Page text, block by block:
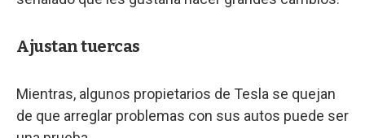
Ajustan tuercas
Mientras, algunos propietarios de Tesla se quejan
de que arreglar problemas con sus autos puede ser